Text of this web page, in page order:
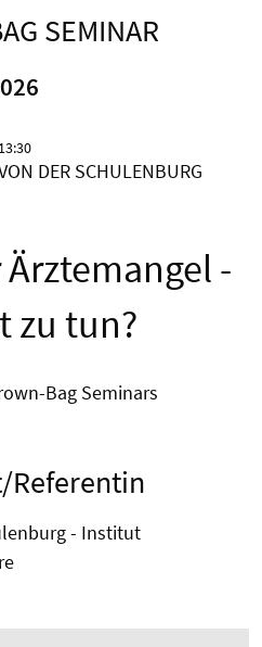
SEMINAR
DER SCHULENBURG
-
zu tun?
Bag Seminars
Referentin
- Institut